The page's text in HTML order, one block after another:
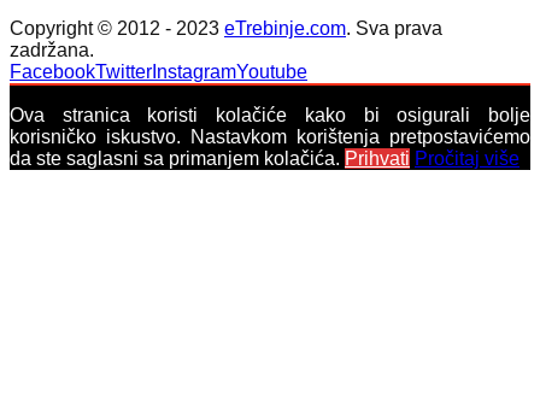
Copyright © 2012 - 2023 eTrebinje.com. Sva prava
zadržana.
FacebookTwitter InstagramYoutube
Ova stranica koristi kolačiće kako bi osigurali bolje
korisničko iskustvo. Nastavkom korištenja pretpostavićemo
da ste saglasni sa primanjem kolačića. Prihvati Pročitaj više